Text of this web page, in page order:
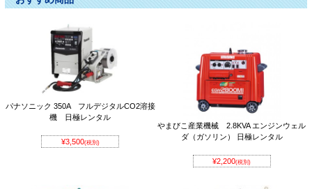
パナソニック 350A フルデジタルCO2溶接
機 日極レンタル
¥3,500(税別)
やまびこ産業機械 2.8KVA エンジンウェル
ダ（ガソリン） 日極レンタル
¥2,200(税別)